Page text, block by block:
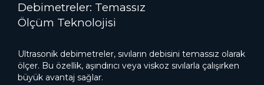
Debimetreler: Temassız
Ölçüm Teknolojisi
Ultrasonik debimetreler, sıvıların debisini temassız olarak
ölçer. Bu özellik, aşındırıcı veya viskoz sıvılarla çalışırken
büyük avantaj sağlar.